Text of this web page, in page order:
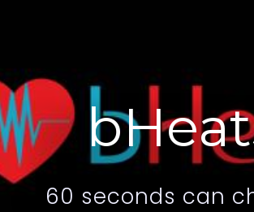
bHeat
60 seconds can c